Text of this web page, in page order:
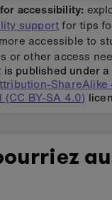
accessibility:
supportfor tips
accessible to
or other access
published under a
ShareAlike
BY-SA 4.0)